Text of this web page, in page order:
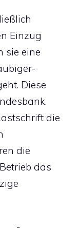
Einzug
sie eine
Diese
die
die
das